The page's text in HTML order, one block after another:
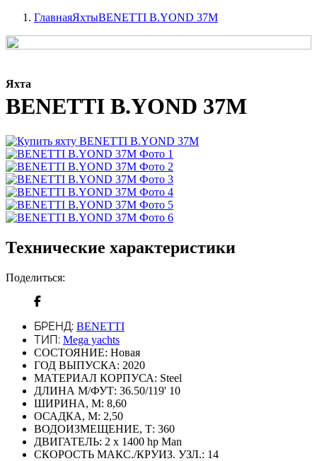
ГлавнаяЯхтыBENETTI B.YOND 37M
Яхта
BENETTI B.YOND 37M
Технические характеристики
Поделиться:
БРЕНД: BENETTI
ТИП: Mega yachts
СОСТОЯНИЕ: Новая
ГОД ВЫПУСКА: 2020
МАТЕРИАЛ КОРПУСА: Steel
ДЛИНА М/ФУТ: 36.50/119' 10
ШИРИНА, М: 8,60
ОСАДКА, М: 2,50
ВОДОИЗМЕЩЕНИЕ, Т: 360
ДВИГАТЕЛЬ: 2 x 1400 hp Man
СКОРОСТЬ МАКС./КРУИЗ. УЗЛ.: 14